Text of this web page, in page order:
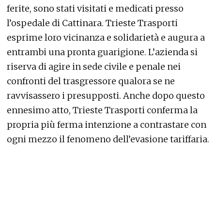
ferite, sono stati visitati e medicati presso
l’ospedale di Cattinara. Trieste Trasporti
esprime loro vicinanza e solidarietà e augura a
entrambi una pronta guarigione. L’azienda si
riserva di agire in sede civile e penale nei
confronti del trasgressore qualora se ne
ravvisassero i presupposti. Anche dopo questo
ennesimo atto, Trieste Trasporti conferma la
propria più ferma intenzione a contrastare con
ogni mezzo il fenomeno dell’evasione tariffaria.